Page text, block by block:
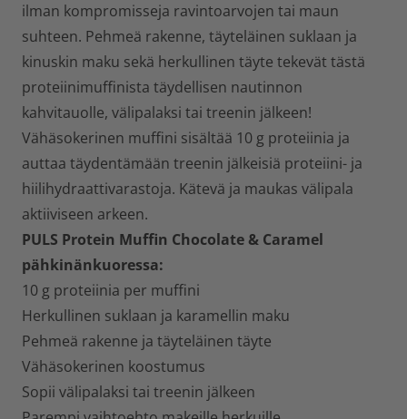
ilman kompromisseja ravintoarvojen tai maun
suhteen. Pehmeä rakenne, täyteläinen suklaan ja
kinuskin maku sekä herkullinen täyte tekevät tästä
proteiinimuffinista täydellisen nautinnon
kahvitauolle, välipalaksi tai treenin jälkeen!
Vähäsokerinen muffini sisältää 10 g proteiinia ja
auttaa täydentämään treenin jälkeisiä proteiini- ja
hiilihydraattivarastoja. Kätevä ja maukas välipala
aktiiviseen arkeen.
PULS Protein Muffin Chocolate & Caramel
pähkinänkuoressa:
10 g proteiinia per muffini
Herkullinen suklaan ja karamellin maku
Pehmeä rakenne ja täyteläinen täyte
Vähäsokerinen koostumus
Sopii välipalaksi tai treenin jälkeen